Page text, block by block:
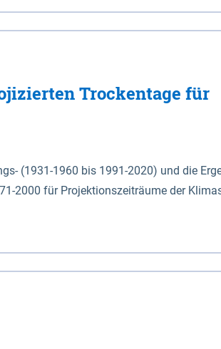
Trockentage für
(1931-1960 bis 1991-2020) und die
2000 für Projektionszeiträume der
(Mai - Okt.) - hwi:
eine Klassifizierung der Rasterdaten